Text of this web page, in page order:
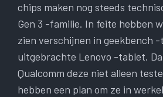
chips maken nog steeds
Gen 3 -familie. In feite hebben
zien verschijnen in geekbench
uitgebrachte Lenovo -tablet.
Qualcomm deze niet alleen
hebben een plan om ze in